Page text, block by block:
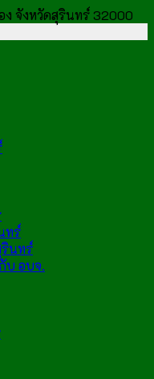
ง จังหวัดสุรินทร์ 32000
ทร์
นทร์
บ อบจ.